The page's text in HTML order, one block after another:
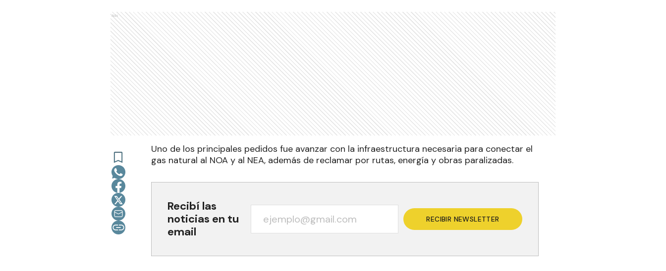
Ads
Uno de los principales pedidos fue avanzar con la infraestructura necesaria para conectar el
gas natural al NOA y al NEA, además de reclamar por rutas, energía y obras paralizadas.
Recibí las
noticias en tu
email
RECIBIR NEWSLETTER